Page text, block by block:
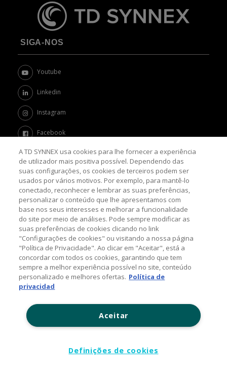
SIGA-NOS
Youtube
Linkedin
Instagram
Facebook
Twitter
Channel Academy
SOBRE O BLOG
Nosso objetivo é levar até você as principais informações e
tendências sobre o mercado de TI, com a missão de mantê-lo
atualizado sobre as últimas novidades do universo da tecnologia.
© 2026 TD SYNNEX Corporation, 44201 Nobel Drive,
Fremont, CA 94538, USA, Tel: +1 954 308 0570
Contato: (11) 5525-7300
www.tdsynnex.com
A TD SYNNEX usa cookies para lhe fornecer a experiência
de utilizador mais positiva possível. Dependendo das
suas configurações, os cookies de terceiros podem ser
usados por vários motivos. Por exemplo, para mantê-lo
conectado, reconhecer e lembrar as suas preferências,
personalizar o conteúdo que lhe apresentamos com
base nos seus interesses e melhorar a funcionalidade
do site por meio de análises. Pode sempre modificar as
suas preferências de cookies clicando no link
"Configurações de cookies" ou visitando a nossa página
"Política de Privacidade". Ao clicar em "Aceitar", está a
concordar com todos os cookies, garantindo que tem
sempre a melhor experiência possível no site, conteúdo
personalizado e melhores ofertas. Política de
privacidad
Aceitar
Definições de cookies